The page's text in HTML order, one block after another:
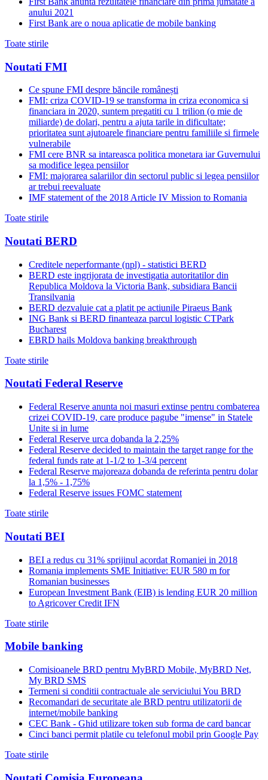
anului 2021
First Bank are o noua aplicatie de mobile banking
Toate stirile
Noutati FMI
Ce spune FMI despre băncile românești
FMI: criza COVID-19 se transforma in criza economica si
financiara in 2020, suntem pregatiti cu 1 trilion (o mie de
miliarde) de dolari, pentru a ajuta tarile in dificultate;
prioritatea sunt ajutoarele financiare pentru familiile si firmele
vulnerabile
FMI cere BNR sa intareasca politica monetara iar Guvernului
sa modifice legea pensiilor
FMI: majorarea salariilor din sectorul public si legea pensiilor
ar trebui reevaluate
IMF statement of the 2018 Article IV Mission to Romania
Toate stirile
Noutati BERD
Creditele neperformante (npl) - statistici BERD
BERD este ingrijorata de investigatia autoritatilor din
Republica Moldova la Victoria Bank, subsidiara Bancii
Transilvania
BERD dezvaluie cat a platit pe actiunile Piraeus Bank
ING Bank si BERD finanteaza parcul logistic CTPark
Bucharest
EBRD hails Moldova banking breakthrough
Toate stirile
Noutati Federal Reserve
Federal Reserve anunta noi masuri extinse pentru combaterea
crizei COVID-19, care produce pagube "imense" in Statele
Unite si in lume
Federal Reserve urca dobanda la 2,25%
Federal Reserve decided to maintain the target range for the
federal funds rate at 1-1/2 to 1-3/4 percent
Federal Reserve majoreaza dobanda de referinta pentru dolar
la 1,5% - 1,75%
Federal Reserve issues FOMC statement
Toate stirile
Noutati BEI
BEI a redus cu 31% sprijinul acordat Romaniei in 2018
Romania implements SME Initiative: EUR 580 m for
Romanian businesses
European Investment Bank (EIB) is lending EUR 20 million
to Agricover Credit IFN
Toate stirile
Mobile banking
Comisioanele BRD pentru MyBRD Mobile, MyBRD Net,
My BRD SMS
Termeni si conditii contractuale ale serviciului You BRD
Recomandari de securitate ale BRD pentru utilizatorii de
internet/mobile banking
CEC Bank - Ghid utilizare token sub forma de card bancar
Cinci banci permit platile cu telefonul mobil prin Google Pay
Toate stirile